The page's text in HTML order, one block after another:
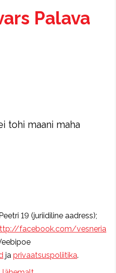
Palava
tohi maani maha
19 (juriidiline aadress);
facebook.com/vesneria
ja privaatsuspoliitika.